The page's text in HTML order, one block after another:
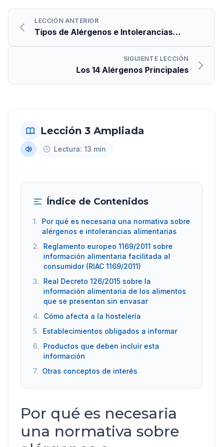
LECCIÓN ANTERIOR
Tipos de Alérgenos e Intolerancias
SIGUIENTE LECCIÓN
Los 14 Alérgenos Principales
Lección 3 Ampliada
Lectura: 13 min
Índice de Contenidos
1. Por qué es necesaria una normativa sobre
alérgenos e intolerancias alimentarias
2. Reglamento europeo 1169/2011 sobre
información alimentaria facilitada al
consumidor (RIAC 1169/2011)
3. Real Decreto 126/2015 sobre la
información alimentaria de los alimentos
que se presentan sin envasar
4. Cómo afecta a la hostelería
5. Establecimientos obligados a informar
6. Productos que deben incluir esta
información
7. Otras conceptos de interés
Por qué es necesaria
una normativa sobre